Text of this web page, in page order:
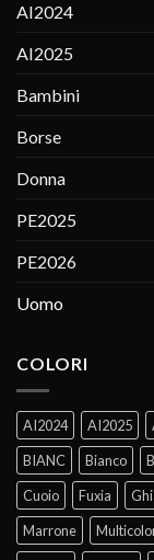
AI2024
AI2025
Bambini
Borse
Donna
PE2025
PE2026
Uomo
COLORI
AI2024 AI2025
BIANC
Bianco
Cuoio
Fuxia
Marrone